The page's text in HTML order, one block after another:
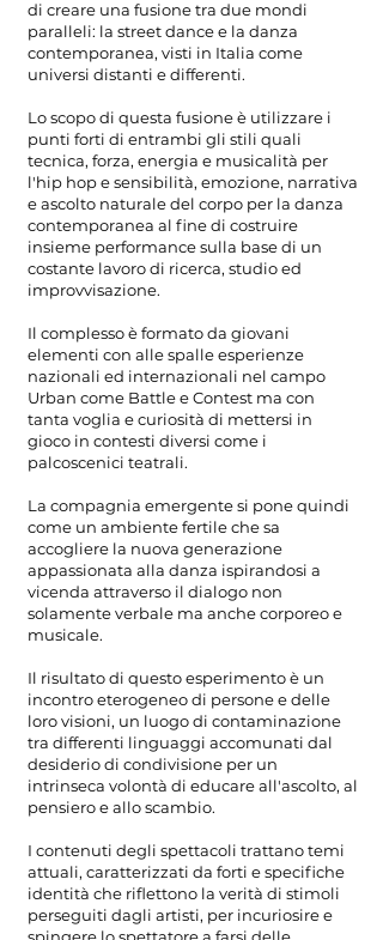
di creare una fusione tra due mondi
paralleli: la street dance e la danza
contemporanea, visti in Italia come
universi distanti e differenti.
Lo scopo di questa fusione è utilizzare i
punti forti di entrambi gli stili quali
tecnica, forza, energia e musicalità per
l'hip hop e sensibilità, emozione, narrativa
e ascolto naturale del corpo per la danza
contemporanea al fine di costruire
insieme performance sulla base di un
costante lavoro di ricerca, studio ed
improvvisazione.
Il complesso è formato da giovani
elementi con alle spalle esperienze
nazionali ed internazionali nel campo
Urban come Battle e Contest ma con
tanta voglia e curiosità di mettersi in
gioco in contesti diversi come i
palcoscenici teatrali.
La compagnia emergente si pone quindi
come un ambiente fertile che sa
accogliere la nuova generazione
appassionata alla danza ispirandosi a
vicenda attraverso il dialogo non
solamente verbale ma anche corporeo e
musicale.
Il risultato di questo esperimento è un
incontro eterogeneo di persone e delle
loro visioni, un luogo di contaminazione
tra differenti linguaggi accomunati dal
desiderio di condivisione per un
intrinseca volontà di educare all'ascolto, al
pensiero e allo scambio.
I contenuti degli spettacoli trattano temi
attuali, caratterizzati da forti e specifiche
identità che riflettono la verità di stimoli
perseguiti dagli artisti, per incuriosire e